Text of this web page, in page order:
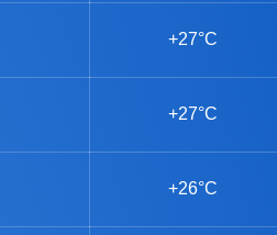
+27°C
+27°C
+26°C